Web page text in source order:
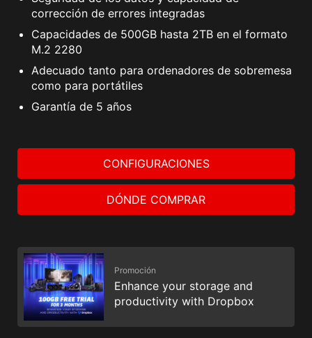
corrección de errores integradas
Capacidades de 500GB hasta 2TB en el formato
M.2 2280
Adecuado tanto para ordenadores de sobremesa
como para portátiles
Garantía de 5 años
CONFIGURACIONES
DÓNDE COMPRAR
Promoción
Enhance your storage and
productivity with Dropbox